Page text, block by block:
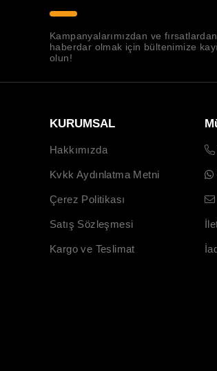
Kampanyalarımızdan ve fırsatlardan
haberdar olmak için bültenimize
olun!
KURUMSAL
Hakkımızda
Kvkk Aydınlatma Metni
Çerez Politikası
Satış Sözleşmesi
Kargo ve Teslimat